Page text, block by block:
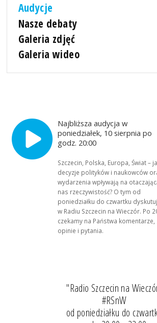
Audycje
Nasze debaty
Galeria zdjęć
Galeria wideo
Najbliższa audycja w
poniedziałek, 10 sierpnia po
godz. 20:00
Szczecin, Polska, Europa, Świat –
decyzje polityków i naukowców
wydarzenia wpływają na
nas rzeczywistość? O tym od
poniedziałku do czwartku
w Radiu Szczecin na Wieczór. Po
czekamy na Państwa komentarze,
opinie i pytania.
"Radio Szczecin na
#RSnW
od poniedziałku do